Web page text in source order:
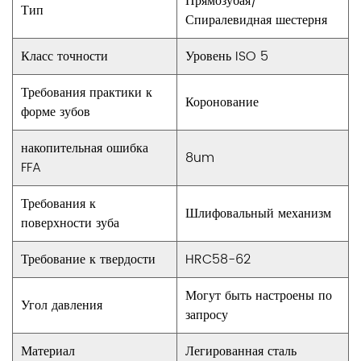
всех. Наши нестандартные цилиндрические
спиралевидные шестерни с обратным зубом могут
быть изготовлены с учетом Ваших конкретных
потребностей. Если Вам нужны уникальные размеры,
материалы или профили зубьев, наша команда
экспертов поможет Вам создать шестерню,
соответствующую требованиям Вашего проекта.
Долговечность и надежность
Мы понимаем, что шестерни часто работают в
сложных условиях, где износ может быть
значительным. Наши нестандартные цилиндрические
спиралевидные шестерни с обратным зубом
рассчитаны на длительный срок службы. Мы
используем только высококачественные материалы и
производственные процессы, чтобы обеспечить их
Тип
Спиралевидная шестерня
Класс точности
Уровень ISO 5
Требования практики к
форме зубов
Коронование
накопительная ошибка
FFA
8um
Требования к
поверхности зуба
Шлифовальный механизм
Требование к твердости HRC58-62
Угол давления
Могут быть настроены по
запросу
Материал
Легированная сталь